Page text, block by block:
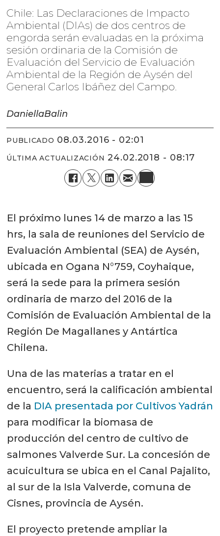
Chile: Las Declaraciones de Impacto
Ambiental (DIAs) de dos centros de
engorda serán evaluadas en la próxima
sesión ordinaria de la Comisión de
Evaluación del Servicio de Evaluación
Ambiental de la Región de Aysén del
General Carlos Ibáñez del Campo.
DaniellaBalin
PUBLICADO 08.03.2016 - 02:01
ÚLTIMA ACTUALIZACIÓN 24.02.2018 - 08:17
El próximo lunes 14 de marzo a las 15
hrs, la sala de reuniones del Servicio de
Evaluación Ambiental (SEA) de Aysén,
ubicada en Ogana N°759, Coyhaique,
será la sede para la primera sesión
ordinaria de marzo del 2016 de la
Comisión de Evaluación Ambiental de la
Región De Magallanes y Antártica
Chilena.
Una de las materias a tratar en el
encuentro, será la calificación ambiental
de la DIA presentada por Cultivos Yadrán
para modificar la biomasa de
producción del centro de cultivo de
salmones Valverde Sur. La concesión de
acuicultura se ubica en el Canal Pajalito,
al sur de la Isla Valverde, comuna de
Cisnes, provincia de Aysén.
El proyecto pretende ampliar la